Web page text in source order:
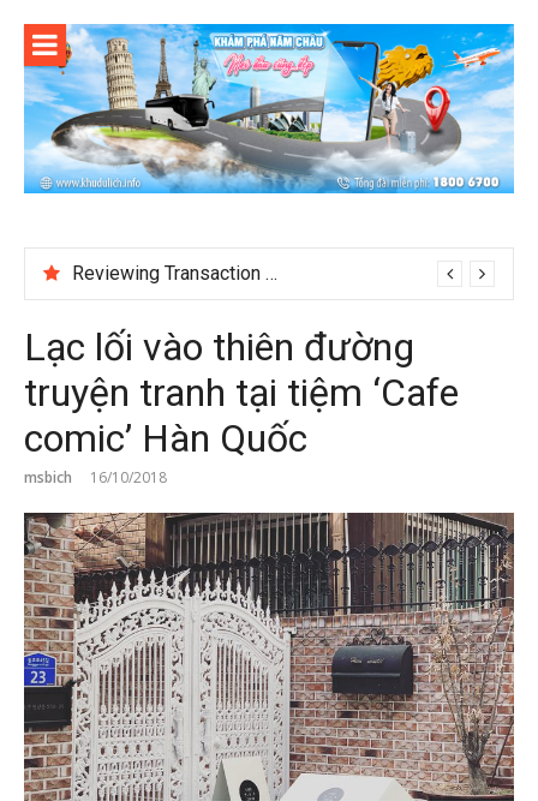
content
Reviewing Transaction History at BetNinja UK
Lạc lối vào thiên đường
truyện tranh tại tiệm ‘Cafe
comic’ Hàn Quốc
msbich 16/10/2018